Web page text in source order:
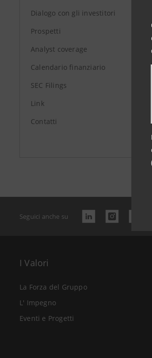
Dialogo con gli investitori
Prospetti
Analyst coverage
Calendario finanziario
SEC Filings
Link
Contatti
Seguici anche su
I Valori
La Forza del Gruppo
L' Impegno
Eventi e Progetti